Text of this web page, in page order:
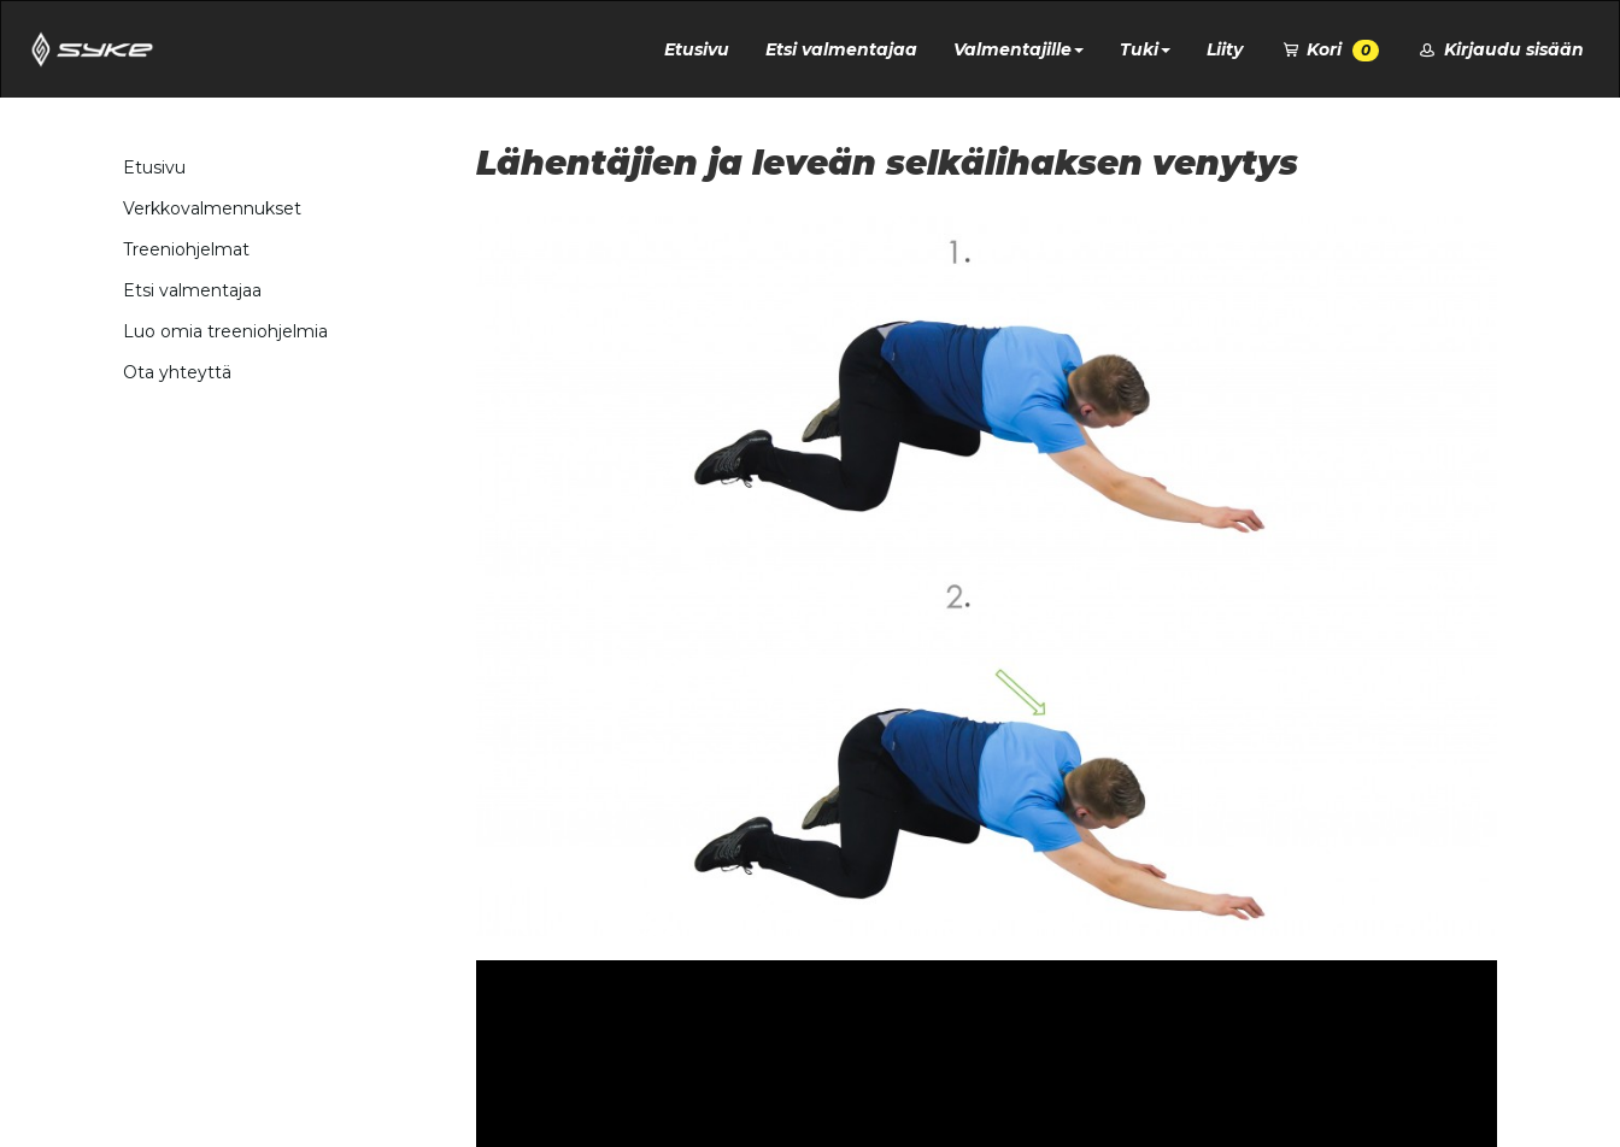
Etusivu Etsi valmentajaa Valmentajille Tuki Liity Kori 0 Kirjaudu sisään
Etusivu
Verkkovalmennukset
Treeniohjelmat
Etsi valmentajaa
Luo omia treeniohjelmia
Ota yhteyttä
Lähentäjien ja leveän selkälihaksen venytys